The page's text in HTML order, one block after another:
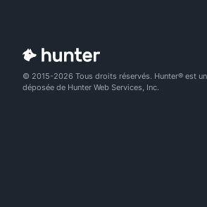
© 2015-2026 Tous droits réservés. Hunter® est
déposée de Hunter Web Services, Inc.